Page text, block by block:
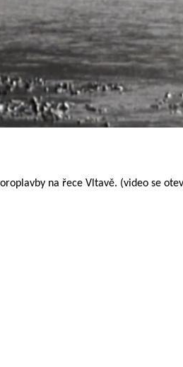
na řece Vltavě. (video se